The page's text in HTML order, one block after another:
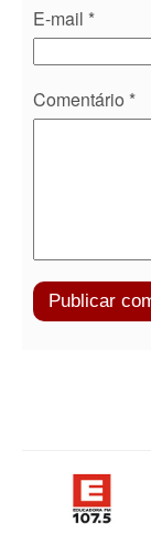
E-mail *
Comentário *